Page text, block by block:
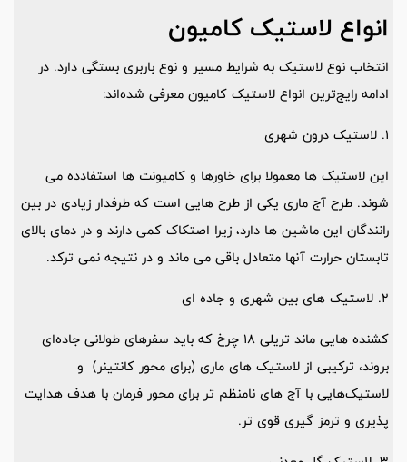
انواع لاستیک کامیون
انتخاب نوع لاستیک به شرایط مسیر و نوع باربری بستگی دارد. در
ادامه رایج‌ترین انواع لاستیک کامیون معرفی شده‌اند:
1. لاستیک درون شهری
این لاستیک ها معمولا برای خاورها و کامیونت ها استفادده می
شوند. طرح آج ماری یکی از طرح هایی است که طرفدار زیادی در بین
رانندگان این ماشین ها دارد، زیرا اصتکاک کمی دارند و در دمای بالای
تابستان حرارت آنها متعادل باقی می ماند و در نتیجه نمی ترکد.
2. لاستیک های بین شهری و جاده ای
کشنده هایی ماند تریلی 18 چرخ که باید سفرهای طولانی جاده‌ای
بروند، ترکیبی از لاستیک های ماری (برای محور کانتینر) و
لاستیک‌هایی با آج های نامنظم تر برای محور فرمان با هدف هدایت
پذیری و ترمز گیری قوی تر.